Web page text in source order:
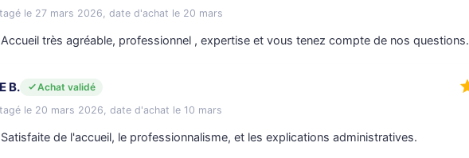
le 27 mars 2026, date d'achat le 20 mars
Accueil très agréable, professionnel , expertise et vous tenez compte de nos questions.
B.
Achat validé
le 20 mars 2026, date d'achat le 10 mars
Satisfaite de l'accueil, le professionnalisme, et les explications administratives.